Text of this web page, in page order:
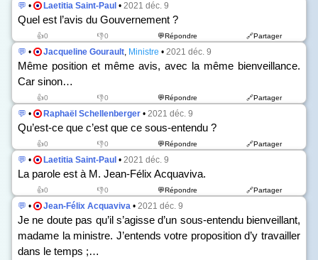
💬 • Laetitia Saint-Paul • 2021 déc. 9
Quel est l’avis du Gouvernement ?
👍0 👎0 💬Répondre 🔗Partager
💬 • Jacqueline Gourault, Ministre • 2021 déc. 9
Même position et même avis, avec la même bienveillance.
Car sinon…
👍0 👎0 💬Répondre 🔗Partager
💬 • Raphaël Schellenberger • 2021 déc. 9
Qu’est-ce que c’est que ce sous-entendu ?
👍0 👎0 💬Répondre 🔗Partager
💬 • Laetitia Saint-Paul • 2021 déc. 9
La parole est à M. Jean-Félix Acquaviva.
👍0 👎0 💬Répondre 🔗Partager
💬 • Jean-Félix Acquaviva • 2021 déc. 9
Je ne doute pas qu’il s’agisse d’un sous-entendu bienveillant,
madame la ministre. J’entends votre proposition d’y travailler
dans le temps ;…